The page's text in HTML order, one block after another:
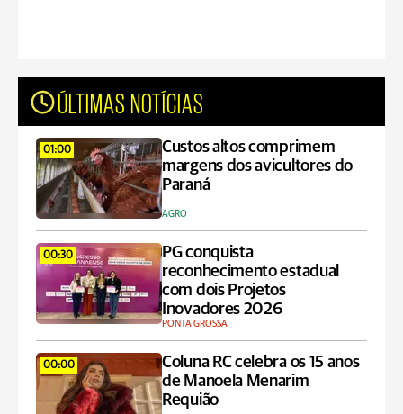
ÚLTIMAS NOTÍCIAS
01:00
Custos altos comprimem
margens dos avicultores do
Paraná
AGRO
00:30
PG conquista
reconhecimento estadual
com dois Projetos
Inovadores 2026
PONTA GROSSA
00:00
Coluna RC celebra os 15 anos
de Manoela Menarim
Requião